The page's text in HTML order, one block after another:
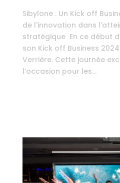
Sibylone : Un Kick off
de l'innovation dans
stratégique En ce début
son Kick off Business
Verrière. Cette journée
l’occasion pour les...